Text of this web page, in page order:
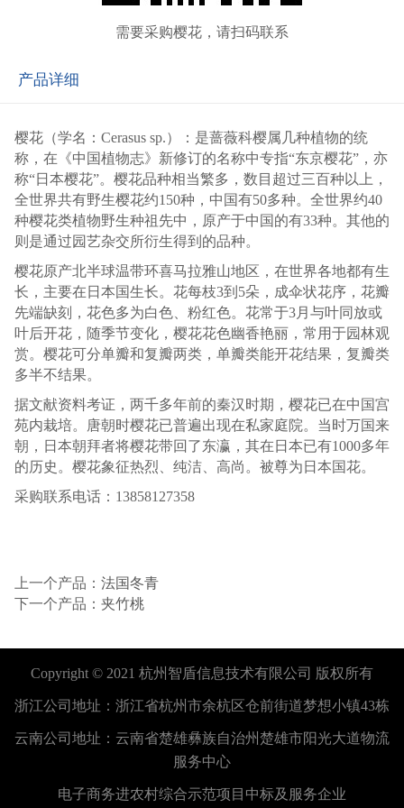
需要采购樱花，请扫码联系
产品详细
樱花（学名：Cerasus sp.）：是蔷薇科樱属几种植物的统
称，在《中国植物志》新修订的名称中专指“东京樱花”，亦
称“日本樱花”。樱花品种相当繁多，数目超过三百种以上，
全世界共有野生樱花约150种，中国有50多种。全世界约40
种樱花类植物野生种祖先中，原产于中国的有33种。其他的
则是通过园艺杂交所衍生得到的品种。
樱花原产北半球温带环喜马拉雅山地区，在世界各地都有生
长，主要在日本国生长。花每枝3到5朵，成伞状花序，花瓣
先端缺刻，花色多为白色、粉红色。花常于3月与叶同放或
叶后开花，随季节变化，樱花花色幽香艳丽，常用于园林观
赏。樱花可分单瓣和复瓣两类，单瓣类能开花结果，复瓣类
多半不结果。
据文献资料考证，两千多年前的秦汉时期，樱花已在中国宫
苑内栽培。唐朝时樱花已普遍出现在私家庭院。当时万国来
朝，日本朝拜者将樱花带回了东瀛，其在日本已有1000多年
的历史。樱花象征热烈、纯洁、高尚。被尊为日本国花。
采购联系电话：13858127358
上一个产品： 法国冬青
下一个产品： 夹竹桃
Copyright © 2021 杭州智盾信息技术有限公司 版权所有
浙江公司地址：浙江省杭州市余杭区仓前街道梦想小镇43栋
云南公司地址：云南省楚雄彝族自治州楚雄市阳光大道物流
服务中心
电子商务进农村综合示范项目中标及服务企业